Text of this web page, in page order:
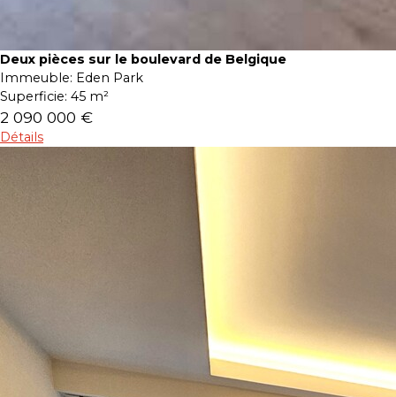
Deux pièces sur le boulevard de Belgique
Immeuble: Eden Park
Superficie: 45 m²
2 090 000 €
Détails